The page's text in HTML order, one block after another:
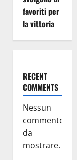
favoriti per
la vittoria
RECENT
COMMENTS
Nessun
commento
da
mostrare.